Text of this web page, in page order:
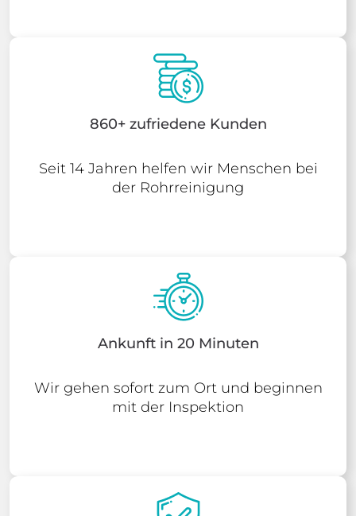
860+ zufriedene Kunden
Seit 14 Jahren helfen wir Menschen bei
der Rohrreinigung
Ankunft in 20 Minuten
Wir gehen sofort zum Ort und beginnen
mit der Inspektion